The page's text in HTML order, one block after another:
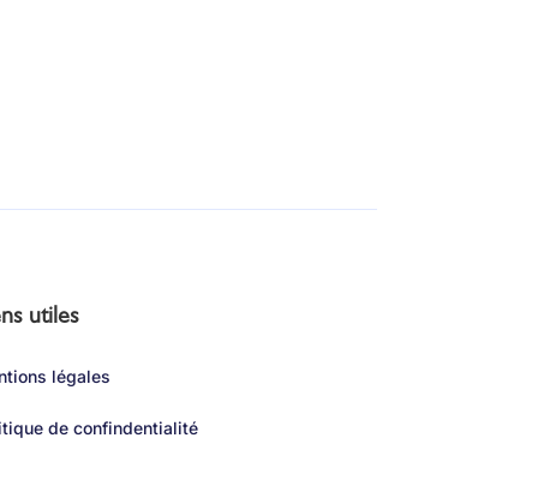
utiles
légales
de confindentialité